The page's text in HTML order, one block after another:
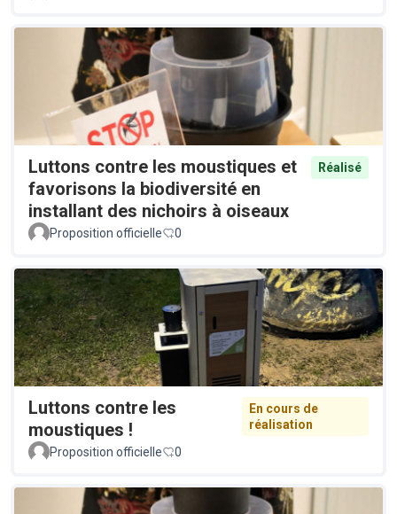
Luttons contre les moustiques et
favorisons la biodiversité en
installant des nichoirs à oiseaux
Réalisé
Proposition officielle 0
Luttons contre les
moustiques !
En cours de
réalisation
Proposition officielle
0